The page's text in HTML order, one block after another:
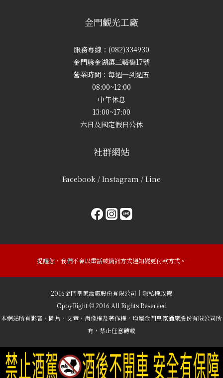
金門觀光工廠
服務專線：(082)334930
金門縣金湖鎮三谿橋17號
營業時間：每週一到週五
08:00~12:00
中午休息
13:00~17:00
六日及國定假日公休
社群網站
Facebook / Instagram / Line
提醒您，我們不會以電話或簡訊方式通知變更付款方式。
2016金門皇家酒廠股份有限公司｜隱私權政策
CpoyRight © 2016 All Rights Reserved
本網站所有影音、圖片、文章、肖像權及著作權，均屬金門皇家酒廠股份有限公司所
有，禁止任意轉載